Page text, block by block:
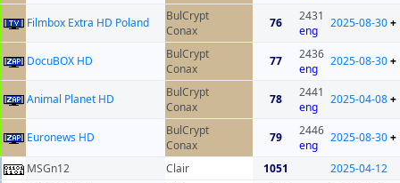
Filmbox Extra HD Poland
BulCrypt
Conax
76
2431
eng
2025-08-30+
DocuBOX HD
BulCrypt
Conax
77
2436
eng
2025-08-30+
Animal Planet HD
BulCrypt
Conax
78
2441
eng
2025-04-08+
Euronews HD
BulCrypt
Conax
79
2446
eng
2025-08-30+
MSGn12 Clair 1051
2025-04-12